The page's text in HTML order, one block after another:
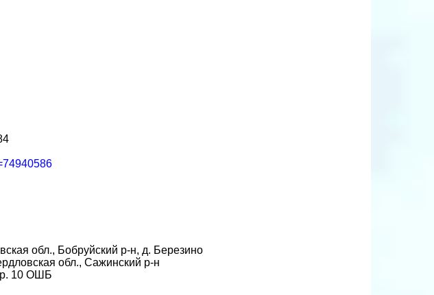
обл., Бобруйский р-н, д. Березино
обл., Сажинский р-н
10 ОШБ